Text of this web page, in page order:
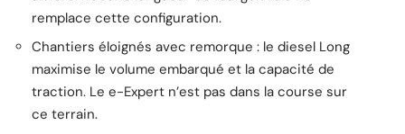
remplace cette configuration.
Chantiers éloignés avec remorque : le diesel Long
maximise le volume embarqué et la capacité de
traction. Le e-Expert n’est pas dans la course sur
ce terrain.